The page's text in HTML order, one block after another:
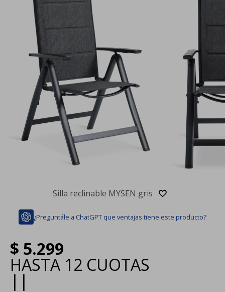
Silla reclinable MYSEN gris
¿Preguntále a ChatGPT que ventajas tiene este producto?
$ 5.299
HASTA 12 CUOTAS
| |